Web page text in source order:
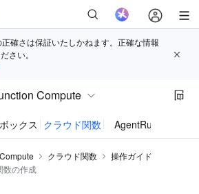
確さは保証いたしかねます。正確な情報
さい。
Compute
ックス クラウド関数 AgentRun
クラウド関数
操作ガイド
数の作成